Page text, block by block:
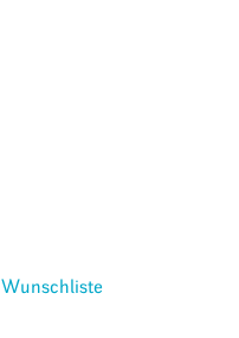
Wunschliste